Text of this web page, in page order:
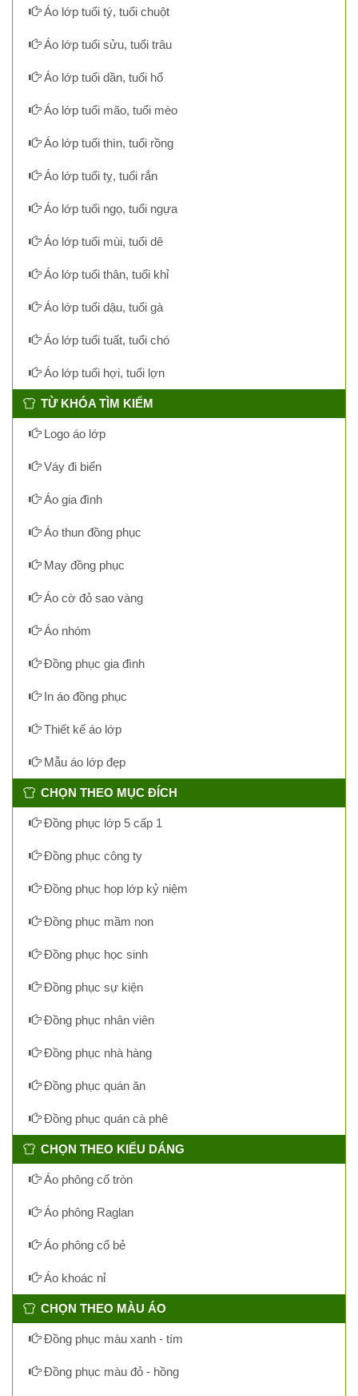
Áo lớp tuổi tý, tuổi chuột
Áo lớp tuổi sửu, tuổi trâu
Áo lớp tuổi dần, tuổi hổ
Áo lớp tuổi mão, tuổi mèo
Áo lớp tuổi thìn, tuổi rồng
Áo lớp tuổi tỵ, tuổi rắn
Áo lớp tuổi ngọ, tuổi ngựa
Áo lớp tuổi mùi, tuổi dê
Áo lớp tuổi thân, tuổi khỉ
Áo lớp tuổi dậu, tuổi gà
Áo lớp tuổi tuất, tuổi chó
Áo lớp tuổi hợi, tuổi lợn
TỪ KHÓA TÌM KIẾM
Logo áo lớp
Váy đi biển
Áo gia đình
Áo thun đồng phục
May đồng phục
Áo cờ đỏ sao vàng
Áo nhóm
Đồng phục gia đình
In áo đồng phục
Thiết kế áo lớp
Mẫu áo lớp đẹp
CHỌN THEO MỤC ĐÍCH
Đồng phục lớp 5 cấp 1
Đồng phục công ty
Đồng phục họp lớp kỷ niệm
Đồng phục mầm non
Đồng phục học sinh
Đồng phục sự kiện
Đồng phục nhân viên
Đồng phục nhà hàng
Đồng phục quán ăn
Đồng phục quán cà phê
CHỌN THEO KIỂU DÁNG
Áo phông cổ tròn
Áo phông Raglan
Áo phông cổ bẻ
Áo khoác nỉ
CHỌN THEO MÀU ÁO
Đồng phục màu xanh - tím
Đồng phục màu đỏ - hồng